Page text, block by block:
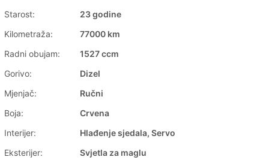
Starost:
23 godine
Kilometraža:
77000 km
Radni obujam:
1527 ccm
Gorivo:
Dizel
Mjenjač:
Ručni
Boja:
Crvena
Interijer:
Hlađenje sjedala, Servo
Eksterijer:
Svjetla za maglu